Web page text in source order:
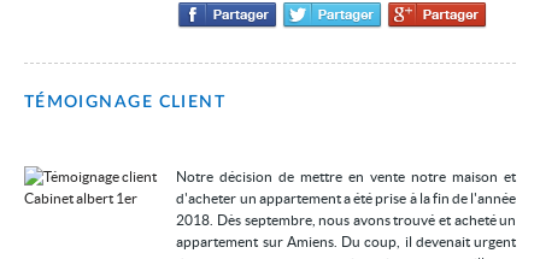
TÉMOIGNAGE CLIENT
Notre décision de mettre en vente notre maison et
d'acheter un appartement a été prise à la fin de l'année
2018. Dès septembre, nous avons trouvé et acheté un
appartement sur Amiens. Du coup, il devenait urgent